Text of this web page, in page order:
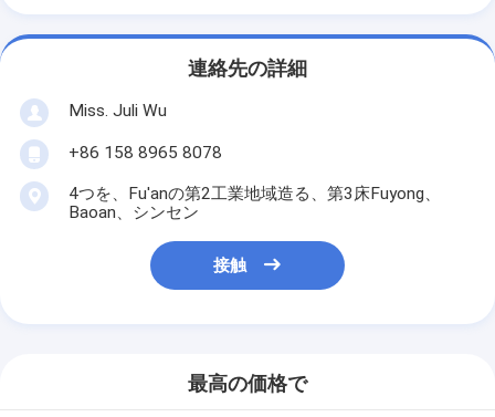
連絡先の詳細
Miss. Juli Wu
+86 158 8965 8078
4つを、Fu'anの第2工業地域造る、第3床Fuyong、
Baoan、シンセン
接触
最高の価格で